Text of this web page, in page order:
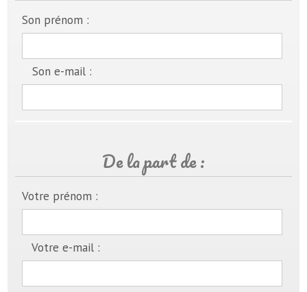
Son prénom :
Son e-mail :
De la part de :
Votre prénom :
Votre e-mail :